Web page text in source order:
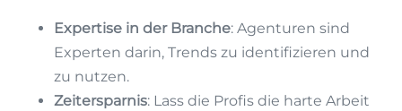
Expertise in der Branche: Agenturen sind
Experten darin, Trends zu identifizieren und
zu nutzen.
Zeitersparnis: Lass die Profis die harte Arbeit